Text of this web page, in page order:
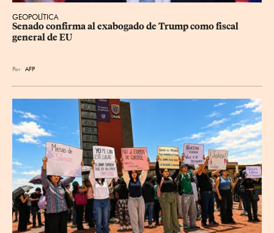
GEOPOLÍTICA
Senado confirma al exabogado de Trump como fiscal
general de EU
Por AFP